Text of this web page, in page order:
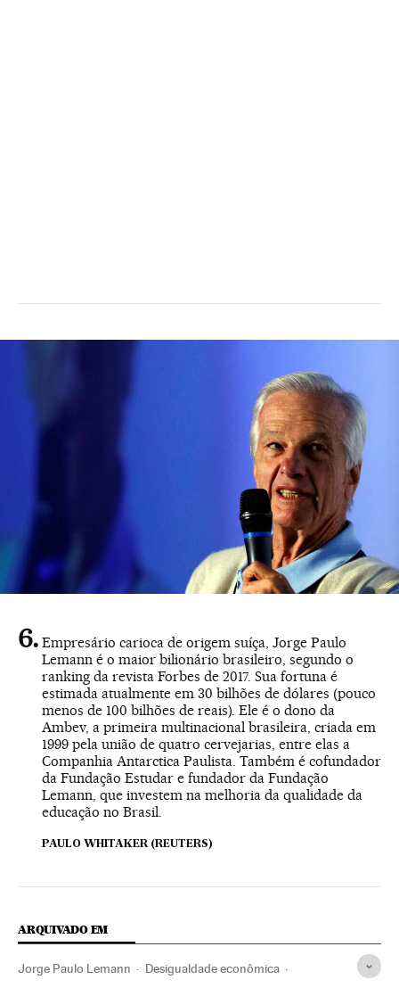
Empresário carioca de origem suíça, Jorge Paulo
Lemann é o maior bilionário brasileiro, segundo o
ranking da revista Forbes de 2017. Sua fortuna é
estimada atualmente em 30 bilhões de dólares (pouco
menos de 100 bilhões de reais). Ele é o dono da
Ambev, a primeira multinacional brasileira, criada em
1999 pela união de quatro cervejarias, entre elas a
Companhia Antarctica Paulista. Também é cofundador
da Fundação Estudar e fundador da Fundação
Lemann, que investem na melhoria da qualidade da
educação no Brasil.
PAULO WHITAKER (REUTERS)
ARQUIVADO EM
Jorge Paulo Lemann Desigualdade econômica